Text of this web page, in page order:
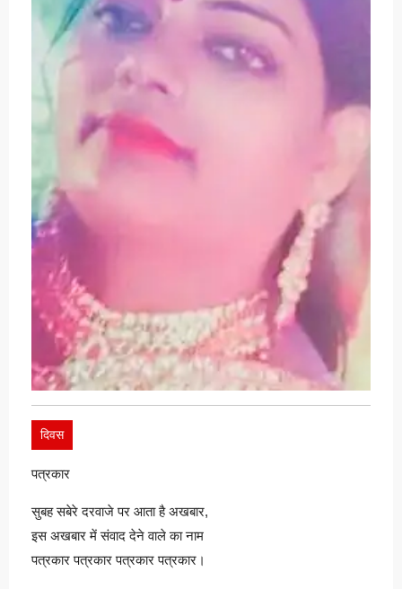
दिवस
पत्रकार
सुबह सबेरे दरवाजे पर आता है अखबार,
इस अखबार में संवाद देने वाले का नाम
पत्रकार पत्रकार पत्रकार पत्रकार।